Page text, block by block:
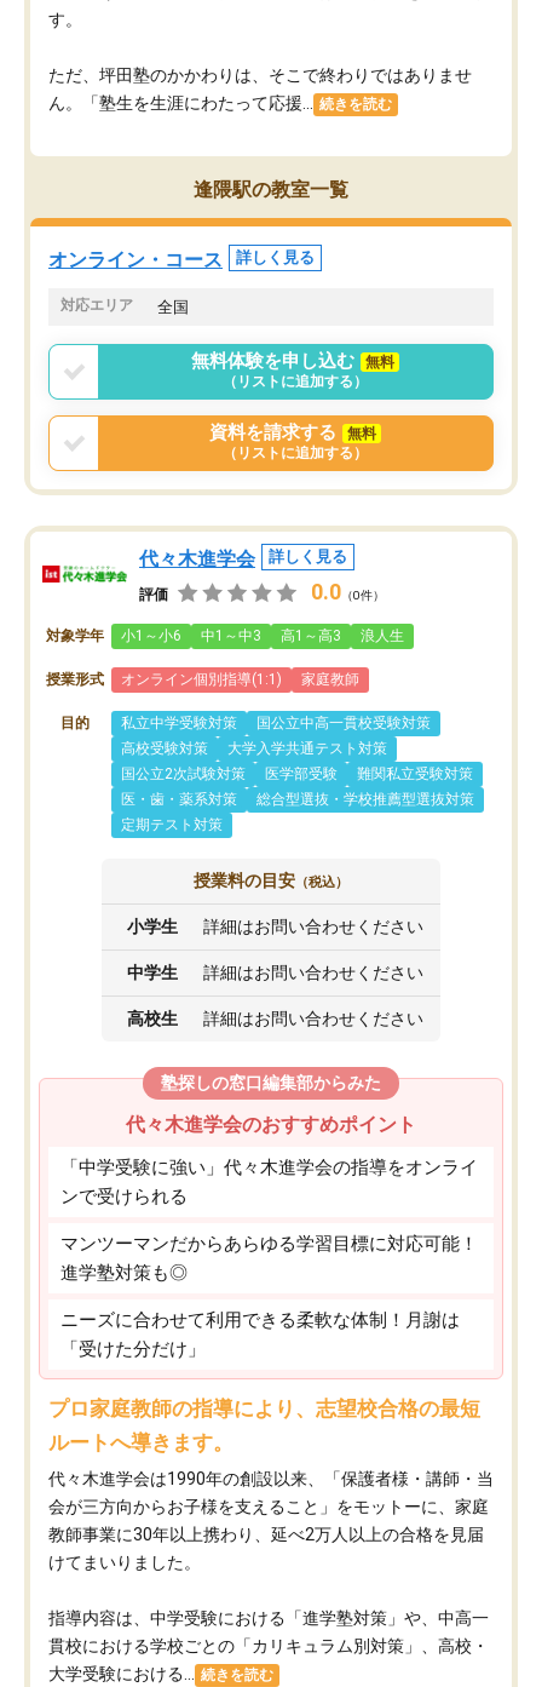
す。
ただ、坪田塾のかかわりは、そこで終わりではありませ
ん。「塾生を生涯にわたって応援...
続きを読む
逢隈駅の教室一覧
オンライン・コース 詳しく見る
対応エリア 全国
無料体験を申し込む
無料
（リストに追加する）
資料を請求する
無料
（リストに追加する）
代々木進学会 詳しく見る
評価 0.0 （0件）
対象学年 小1～小6 中1～中3 高1～高3 浪人生
授業形式 オンライン個別指導(1:1) 家庭教師
目的 私立中学受験対策
国公立中高一貫校受験対策
高校受験対策
大学入学共通テスト対策
国公立2次試験対策
医学部受験
難関私立受験対策
医・歯・薬系対策
総合型選抜・学校推薦型選抜対策
定期テスト対策
授業料の目安 （税込）
小学生 詳細はお問い合わせください
中学生 詳細はお問い合わせください
高校生 詳細はお問い合わせください
塾探しの窓口編集部からみた
代々木進学会のおすすめポイント
「中学受験に強い」代々木進学会の指導をオンライ
ンで受けられる
マンツーマンだからあらゆる学習目標に対応可能！
進学塾対策も◎
ニーズに合わせて利用できる柔軟な体制！月謝は
「受けた分だけ」
プロ家庭教師の指導により、志望校合格の最短
ルートへ導きます。
代々木進学会は1990年の創設以来、「保護者様・講師・当
会が三方向からお子様を支えること」をモットーに、家庭
教師事業に30年以上携わり、延べ2万人以上の合格を見届
けてまいりました。
指導内容は、中学受験における「進学塾対策」や、中高一
貫校における学校ごとの「カリキュラム別対策」、高校・
大学受験における...
続きを読む